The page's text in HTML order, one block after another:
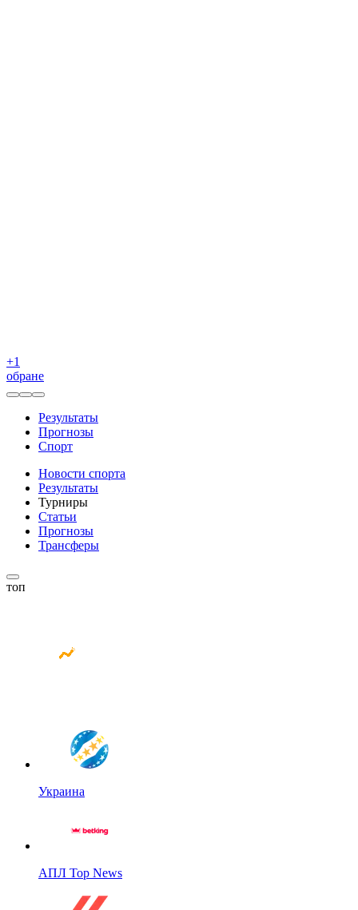
+1
обране
Результаты
Прогнозы
Спорт
Новости спорта
Результаты
Турниры
Статьи
Прогнозы
Трансферы
топ
Украина
АПЛ Top News